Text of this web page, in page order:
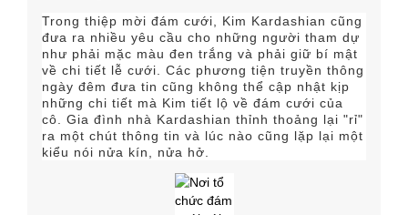
Trong thiệp mời đám cưới, Kim Kardashian cũng
đưa ra nhiều yêu cầu cho những người tham dự
như phải mặc màu đen trắng và phải giữ bí mật
về chi tiết lễ cưới. Các phương tiện truyền thông
ngày đêm đưa tin cũng không thể cập nhật kịp
những chi tiết mà Kim tiết lộ về đám cưới của
cô. Gia đình nhà Kardashian thỉnh thoảng lại "rỉ"
ra một chút thông tin và lúc nào cũng lặp lại một
kiểu nói nửa kín, nửa hở.